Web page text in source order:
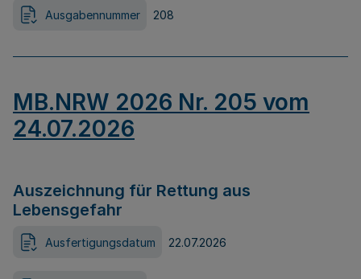
Ausgabennummer 208
MB.NRW 2026 Nr. 205 vom
24.07.2026
Auszeichnung für Rettung aus
Lebensgefahr
Ausfertigungsdatum 22.07.2026